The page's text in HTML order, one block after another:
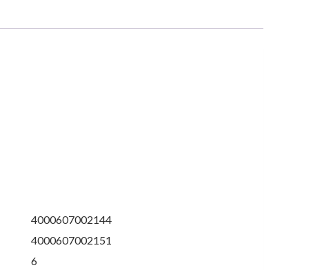
4000607002144
4000607002151
6